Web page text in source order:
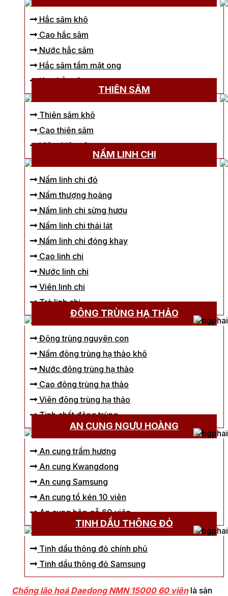
Hắc sâm khô
Cao hắc sâm
Nước hắc sâm
Hắc sâm tẩm mật ong
Kẹo hắc sâm
THIÊN SÂM
Thiên sâm khô
Cao thiên sâm
Viên thiên sâm
NẤM LINH CHI
Nấm linh chi đỏ
Nấm thượng hoàng
Nấm linh chi sừng hươu
Nấm linh chi thái lát
Nấm linh chi đóng khay
Cao linh chi
Nước linh chi
Viên linh chi
Trà linh chi
ĐÔNG TRÙNG HẠ THẢO
Đông trùng nguyên con
Nấm đông trùng hạ thảo khô
Nước đông trùng hạ thảo
Cao đông trùng hạ thảo
Viên đông trùng hạ thảo
Tinh chất đông trùng
AN CUNG NGƯU HOÀNG
An cung trầm hương
An cung Kwangdong
An cung Samsung
An cung tổ kén 10 viên
An cung hộp gỗ 60 viên
TINH DẦU THÔNG ĐỎ
Tinh dầu thông đỏ chính phủ
Tinh dầu thông đỏ Samsung
Chống lão hoá Daedong NMN 15000 60 viênlà sản